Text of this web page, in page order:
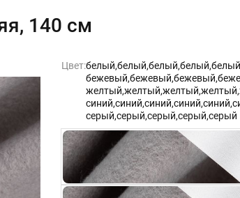
140 см
Цвет:белый,белый,белый,белый,
бежевый,бежевый,бежевый,
желтый,желтый,желтый,желтый,
синий,синий,синий,синий,синий,
серый,серый,серый,серый,серый